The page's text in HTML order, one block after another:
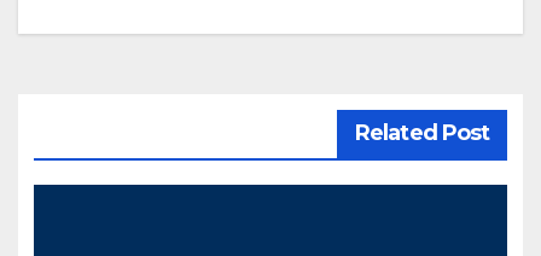
Related Post